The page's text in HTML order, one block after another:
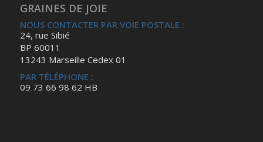
GRAINES DE JOIE
NOUS CONTACTER PAR VOIE POSTALE :
24, rue Sibié
BP 60011
13243 Marseille Cedex 01
PAR TÉLÉPHONE :
09 73 66 98 62 HB